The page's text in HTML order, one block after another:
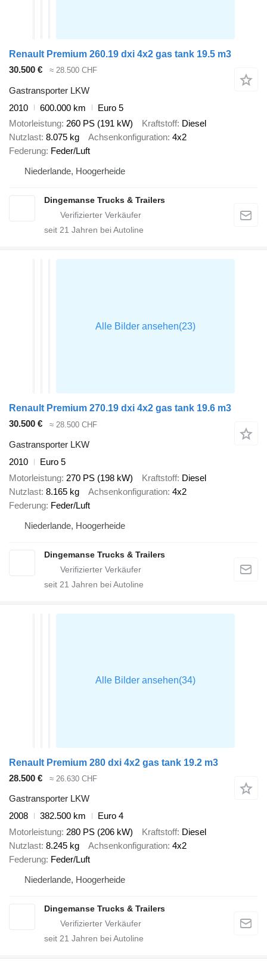
Renault Premium 260.19 dxi 4x2 gas tank 19.5 m3
30.500 €
≈ 28.500 CHF
Gastransporter LKW
2010
600.000 km
Euro 5
Motorleistung 260 PS (191 kW) Kraftstoff Diesel
Nutzlast 8.075 kg Achsenkonfiguration 4x2
Federung Feder/Luft
Niederlande, Hoogerheide
Dingemanse Trucks & Trailers
seit 21 Jahren bei Autoline
Renault Premium 270.19 dxi 4x2 gas tank 19.6 m3
30.500 €
≈ 28.500 CHF
Gastransporter LKW
2010
Euro 5
Motorleistung 270 PS (198 kW) Kraftstoff Diesel
Nutzlast 8.165 kg Achsenkonfiguration 4x2
Federung Feder/Luft
Niederlande, Hoogerheide
Dingemanse Trucks & Trailers
seit 21 Jahren bei Autoline
Renault Premium 280 dxi 4x2 gas tank 19.2 m3
28.500 €
≈ 26.630 CHF
Gastransporter LKW
2008
382.500 km
Euro 4
Motorleistung 280 PS (206 kW) Kraftstoff Diesel
Nutzlast 8.245 kg Achsenkonfiguration 4x2
Federung Feder/Luft
Niederlande, Hoogerheide
Dingemanse Trucks & Trailers
seit 21 Jahren bei Autoline